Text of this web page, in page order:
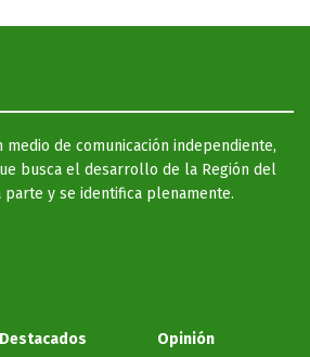
de comunicación independiente,
busca el desarrollo de la Región del
y se identifica plenamente.
Destacados
Opinión